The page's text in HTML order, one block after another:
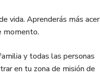
vida. Aprenderás más
momento.
y todas las personas
en tu zona de misión de